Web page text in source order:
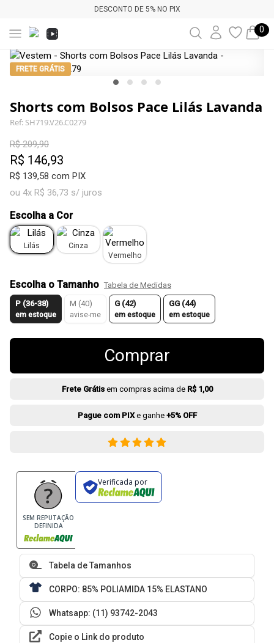
DESCONTO DE 5% NO PIX
0
FRETE GRÁTIS
Shorts com Bolsos Pace Lilás Lavanda
Ref: SH719.V26.C0279
R$ 209,90
R$ 146,93
R$ 139,58 com PIX
ou 4x R$ 36,73 s/ juros
Escolha a Cor
Lilás
Cinza
Vermelho
Escolha o Tamanho Tabela de Medidas
P (36-38)
em estoque
M (40)
avise-me
G (42)
em estoque
GG (44)
em estoque
Comprar
Frete Grátisem compras acima de R$ 1,00
Pague com PIXe ganhe +5% OFF
SEM REPUTAÇÃO
DEFINIDA
Verificada por
Tabela de Tamanhos
CORPO: 85% POLIAMIDA 15% ELASTANO
Whatsapp: (11) 93742-2043
Copie o Link do produto